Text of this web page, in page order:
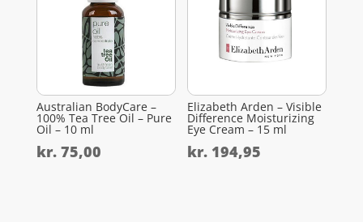
Australian BodyCare –
100% Tea Tree Oil – Pure
Oil – 10 ml
kr.75,00
Elizabeth Arden – Visible
Difference Moisturizing
Eye Cream – 15 ml
kr. 194,95